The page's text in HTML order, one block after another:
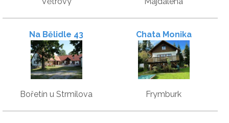
Na Bělidle 43
Bořetín u Strmilova
Chata Monika
Frymburk